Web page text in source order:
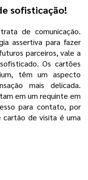
sofisticação!
de comunicação.
assertiva para fazer
parceiros, vale a
Os cartões
têm um aspecto
mais delicada.
em um requinte em
para contato, por
de visita é uma